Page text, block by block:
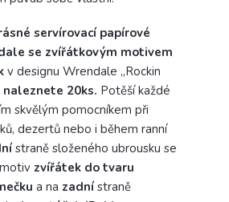
servírovací papírové
se zvířátkovým motivem
v designu Wrendale ,,Rockin
20ks. Potěší každé
skvělým pomocníkem při
dezertů nebo i během ranní
straně složeného ubrousku se
zvířátek do tvaru
a na zadní straně